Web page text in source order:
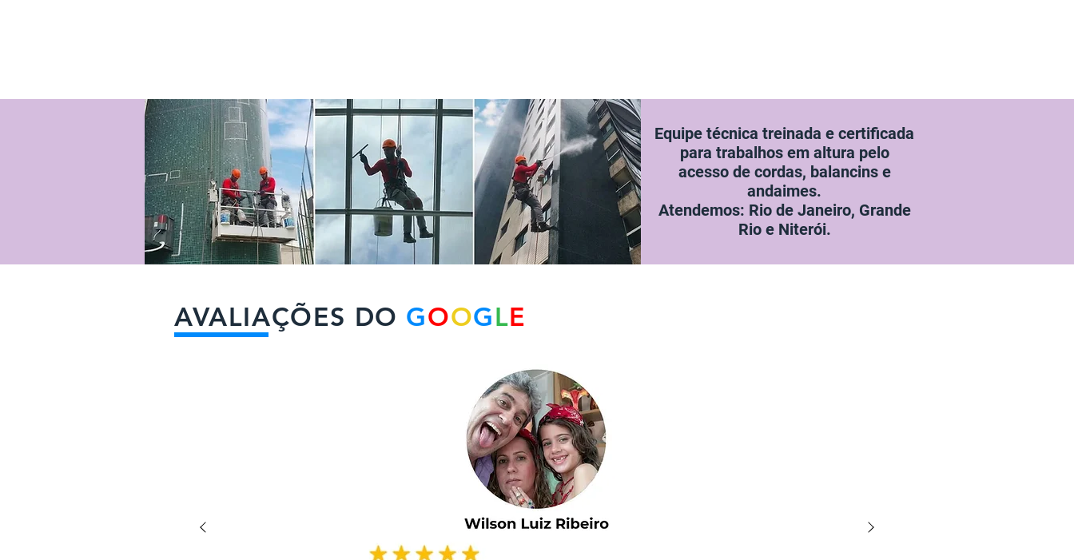
Equipe técnica treinada e certificada
para trabalhos em altura pelo
acesso de cordas, balancins e
andaimes.
Atendemos: Rio de Janeiro, Grande
Rio e Niterói.
AVALIAÇÕES DO GOOGLE